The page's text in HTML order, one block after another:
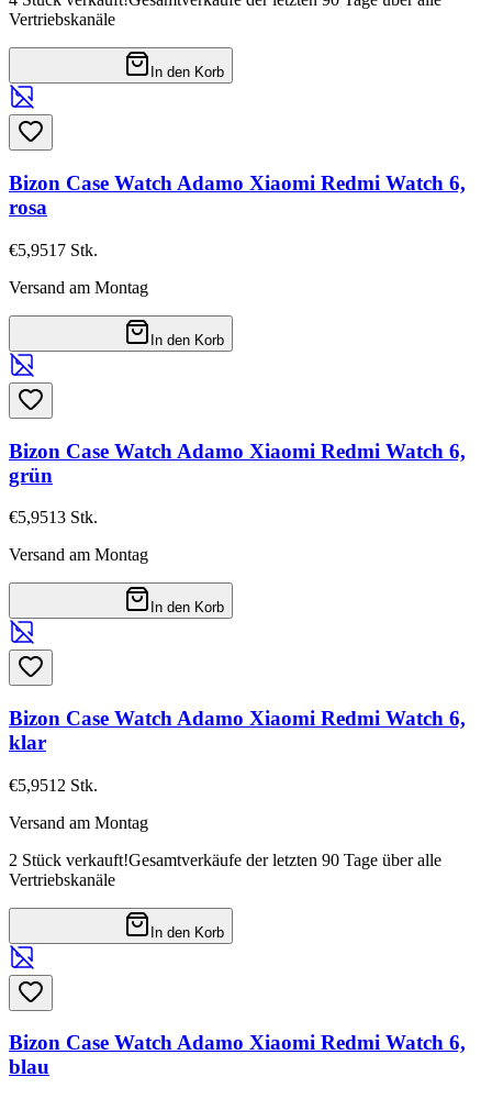
Vertriebskanäle
In den Korb
Bizon Case Watch Adamo Xiaomi Redmi Watch 6,
rosa
€5,9517 Stk.
Versand am Montag
In den Korb
Bizon Case Watch Adamo Xiaomi Redmi Watch 6,
grün
€5,9513 Stk.
Versand am Montag
In den Korb
Bizon Case Watch Adamo Xiaomi Redmi Watch 6,
klar
€5,9512 Stk.
Versand am Montag
2 Stück verkauft!Gesamtverkäufe der letzten 90 Tage über alle
Vertriebskanäle
In den Korb
Bizon Case Watch Adamo Xiaomi Redmi Watch 6,
blau